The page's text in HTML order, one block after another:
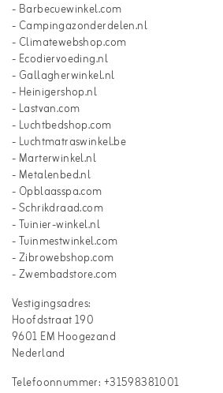
- Barbecuewinkel.com
- Campingazonderdelen.nl
- Climatewebshop.com
- Ecodiervoeding.nl
- Gallagherwinkel.nl
- Heinigershop.nl
- Lastvan.com
- Luchtbedshop.com
- Luchtmatraswinkel.be
- Marterwinkel.nl
- Metalenbed.nl
- Opblaasspa.com
- Schrikdraad.com
- Tuinier-winkel.nl
- Tuinmestwinkel.com
- Zibrowebshop.com
- Zwembadstore.com
Vestigingsadres:
Hoofdstraat 190
9601 EM Hoogezand
Nederland
Telefoonnummer: +31598381001